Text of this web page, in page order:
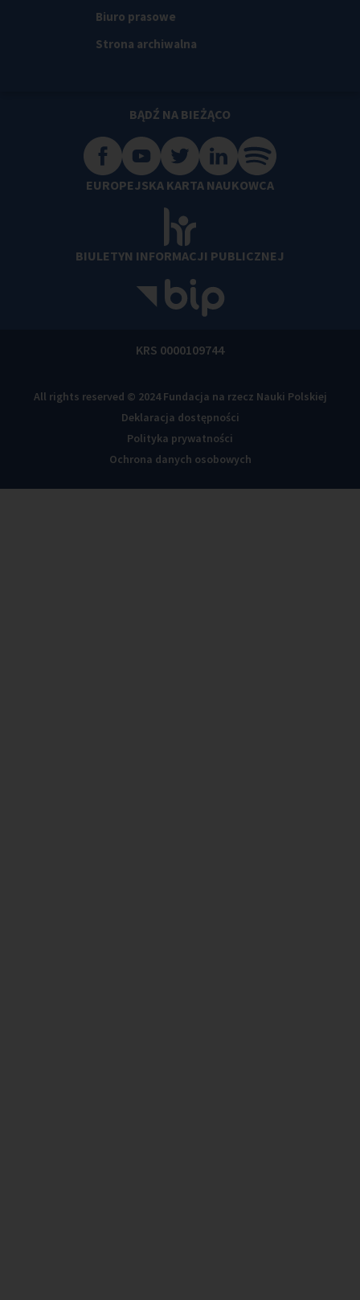
Biuro prasowe
Strona archiwalna
BĄDŹ NA BIEŻĄCO
EUROPEJSKA KARTA NAUKOWCA
BIULETYN INFORMACJI PUBLICZNEJ
KRS 0000109744
All rights reserved © 2024 Fundacja na rzecz Nauki Polskiej
Deklaracja dostępności
Polityka prywatności
Ochrona danych osobowych